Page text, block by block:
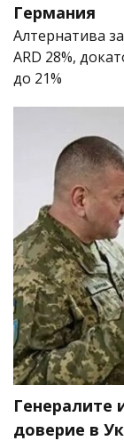
Германия
Алтернатива
ARD 28%,
до 21%
Генералите
доверие в